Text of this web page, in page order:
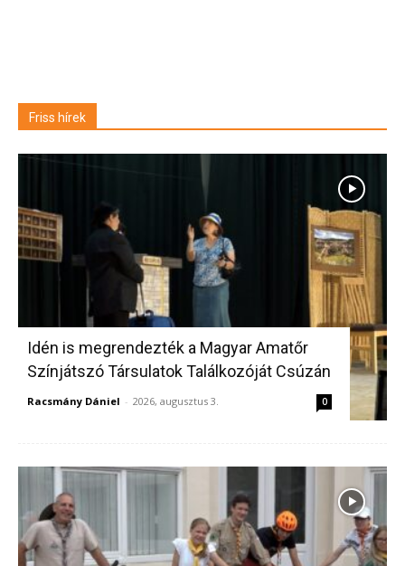
Friss hírek
Idén is megrendezték a Magyar Amatőr
Színjátszó Társulatok Találkozóját Csúzán
Racsmány Dániel - 2026, augusztus 3. 0